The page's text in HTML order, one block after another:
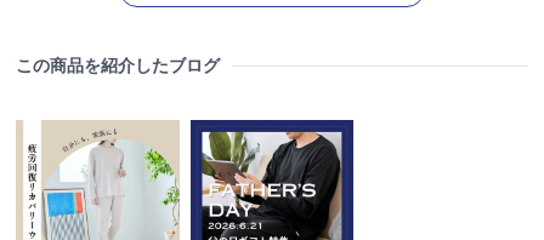
この商品を紹介したブログ